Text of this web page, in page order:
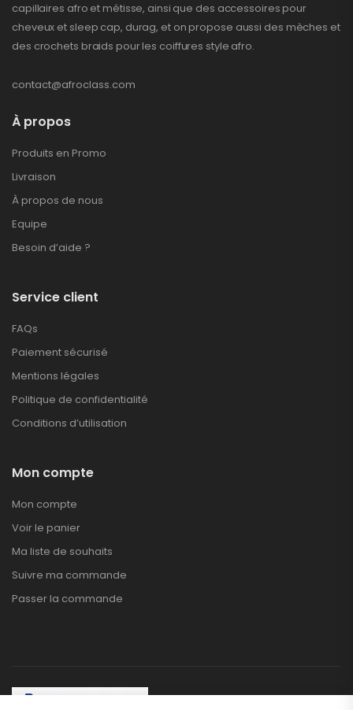
capillaires afro et métisse, ainsi que des accessoires pour
cheveux et sleep cap, durag, et on propose aussi des mèches et
des crochets braids pour les coiffures style afro.
contact@afroclass.com
À propos
Produits en Promo
Livraison
À propos de nous
Equipe
Besoin d’aide ?
Service client
FAQs
Paiement sécurisé
Mentions légales
Politique de confidentialité
Conditions d’utilisation
Mon compte
Mon compte
Voir le panier
Ma liste de souhaits
Suivre ma commande
Passer la commande